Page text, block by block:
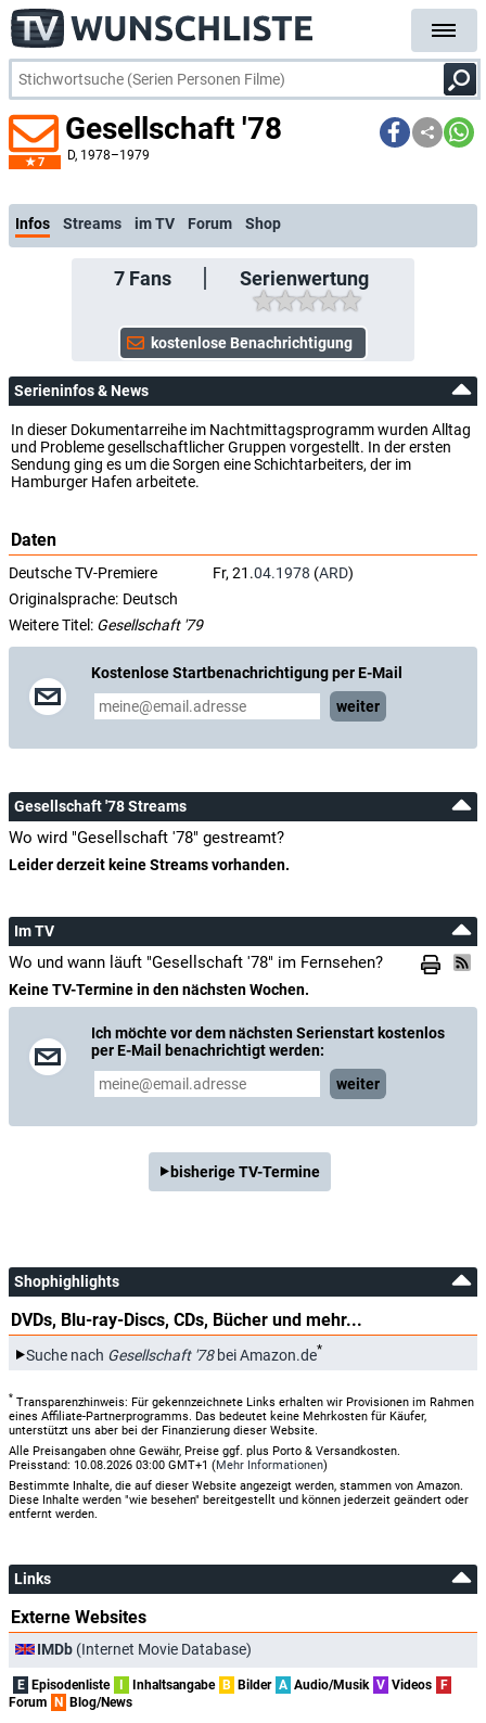
7
Gesellschaft '78
D, 1978–1979
Infos Streams im TV Forum Shop
7Fans Serienwertung
Serieninfos & News
In dieser Dokumentarreihe im Nachtmittagsprogramm wurden Alltag
und Probleme gesellschaftlicher Gruppen vorgestellt. In der ersten
Sendung ging es um die Sorgen eine Schichtarbeiters, der im
Hamburger Hafen arbeitete.
Daten
Deutsche TV-Premiere Fr, 21.04.1978 (ARD)
Originalsprache: Deutsch
Weitere Titel: Gesellschaft '79
Kostenlose Startbenachrichtigung per E-Mail
weiter
Gesellschaft '78 Streams
Wo wird "Gesellschaft '78" gestreamt?
Leider derzeit keine Streams vorhanden.
Im TV
Wo und wann läuft "Gesellschaft '78" im Fernsehen?
Keine TV-Termine in den nächsten Wochen.
Ich möchte vor dem nächsten Serienstart kostenlos
per E-Mail benachrichtigt werden:
weiter
bisherige TV-Termine
Shophighlights
DVDs, Blu-ray-Discs, CDs, Bücher und mehr...
Suche nach Gesellschaft '78bei Amazon.de*
* Transparenzhinweis: Für gekennzeichnete Links erhalten wir Provisionen im Rahmen
eines Affiliate-Partnerprogramms. Das bedeutet keine Mehrkosten für Käufer,
unterstützt uns aber bei der Finanzierung dieser Website.
Alle Preisangaben ohne Gewähr, Preise ggf. plus Porto & Versandkosten.
Preisstand: 10.08.2026 03:00 GMT+1 (Mehr Informationen)
Bestimmte Inhalte, die auf dieser Website angezeigt werden, stammen von Amazon.
Diese Inhalte werden "wie besehen" bereitgestellt und können jederzeit geändert oder
entfernt werden.
Links
Externe Websites
IMDb (Internet Movie Database)
E Episodenliste I Inhaltsangabe B Bilder A Audio/Musik V Videos F
Forum N Blog/News